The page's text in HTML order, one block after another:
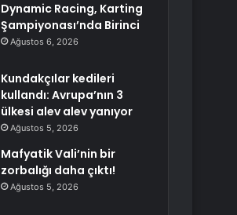
Dynamic Racing, Karting
Şampiyonası’nda Birinci
Ağustos 6, 2026
Kundakçılar kedileri
kullandı: Avrupa’nın 3
ülkesi alev alev yanıyor
Ağustos 5, 2026
Mafyatik Vali’nin bir
zorbalığı daha çıktı!
Ağustos 5, 2026